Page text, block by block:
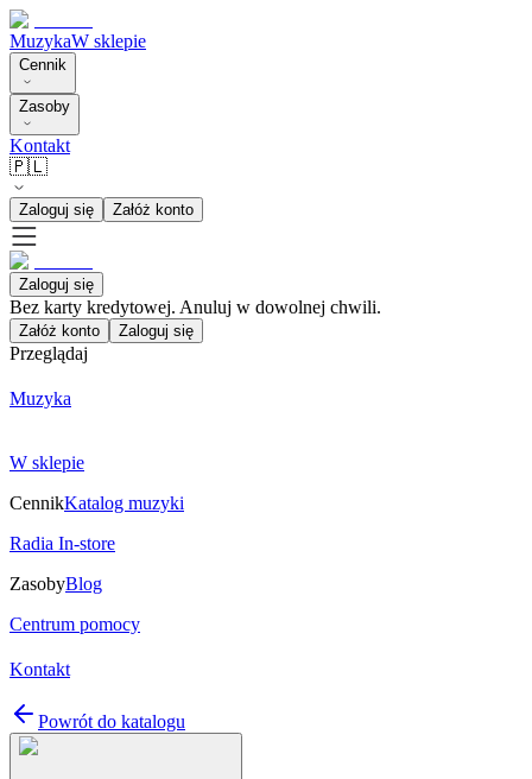
MuzykaW sklepie
Cennik
Zasoby
Kontakt
🇵🇱
Zaloguj się Załóż konto
Zaloguj się
Bez karty kredytowej. Anuluj w dowolnej chwili.
Załóż konto Zaloguj się
Przeglądaj
Muzyka
W sklepie
CennikKatalog muzyki
Radia In-store
ZasobyBlog
Centrum pomocy
Kontakt
Powrót do katalogu